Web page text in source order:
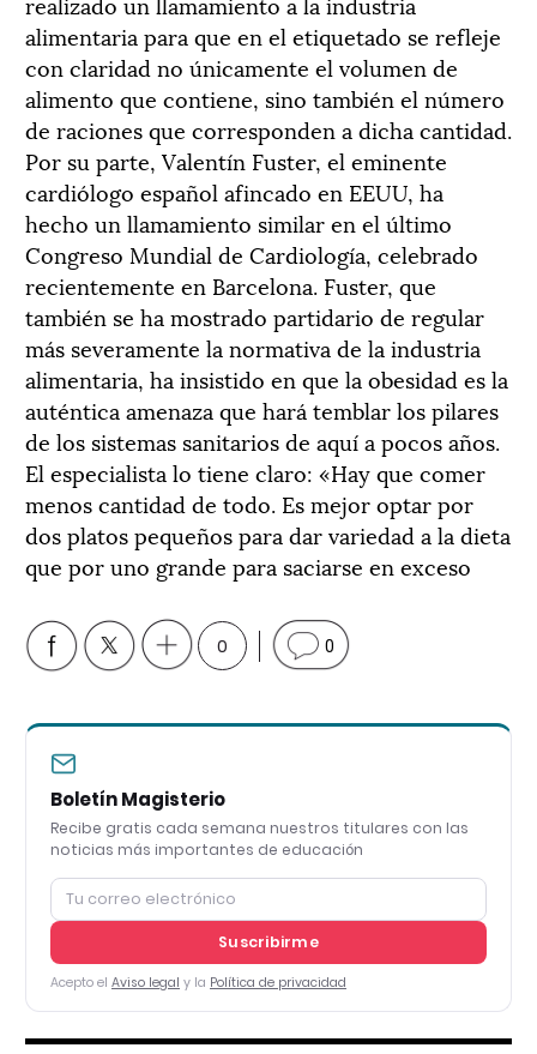
alimentaria para que en el etiquetado se refleje
con claridad no únicamente el volumen de
alimento que contiene, sino también el número
de raciones que corresponden a dicha cantidad.
Por su parte, Valentín Fuster, el eminente
cardiólogo español afincado en EEUU, ha
hecho un llamamiento similar en el último
Congreso Mundial de Cardiología, celebrado
recientemente en Barcelona. Fuster, que
también se ha mostrado partidario de regular
más severamente la normativa de la industria
alimentaria, ha insistido en que la obesidad es la
auténtica amenaza que hará temblar los pilares
de los sistemas sanitarios de aquí a pocos años.
El especialista lo tiene claro: «Hay que comer
menos cantidad de todo. Es mejor optar por
dos platos pequeños para dar variedad a la dieta
que por uno grande para saciarse en exceso
0 0
Boletín Magisterio
Recibe gratis cada semana nuestros titulares con las
noticias más importantes de educación
Suscribirme
Acepto el Aviso legal y la Política de privacidad